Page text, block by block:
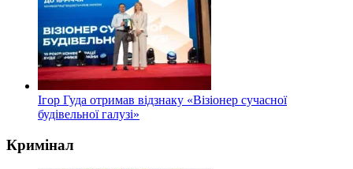
Ігор Гуда отримав відзнаку «Візіонер сучасної
будівельної галузі»
Кримінал